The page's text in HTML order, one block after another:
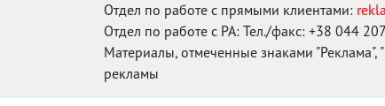
Отдел по работе с прямыми клиентами:
Отдел по работе с РА: Тел./факс: +38 044
Материалы, отмеченные знаками "Реклама",
рекламы